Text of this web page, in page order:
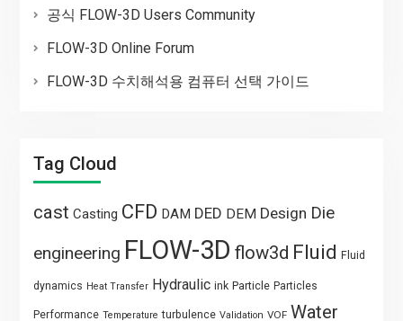
공식 FLOW-3D Users Community
FLOW-3D Online Forum
FLOW-3D 수치해석용 컴퓨터 선택 가이드
Tag Cloud
cast Casting CFD DAM DED DEM Design Die
engineering FLOW-3D flow3d Fluid Fluid
dynamics Heat Transfer Hydraulic ink Particle Particles
Performance Temperature turbulence Validation VOF Water